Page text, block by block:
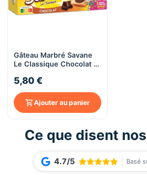
Gâteau Marbré Savane
Le Classique Chocolat -
5,80 €
Ajouter au panier
Ce que disent
4.7/5 Basé